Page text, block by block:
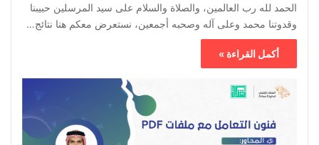
الحمد لله رب العالمين، والصلاة والسلام على سيد المرسلين حبيبنا
وقدوتنا محمد وعلى آله وصحبه أجمعين، نستعرض معكم هنا نتائج…
أكمل القراءة »